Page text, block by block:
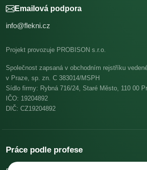
Emailová podpora
info@flekni.cz
Projekt provozuje PROBISON s.r.o.
Společnost zapsaná v obchodním rejstříku
v Praze, sp. zn. C 383014/MSPH
Sídlo firmy: Rybná 716/24, Staré Město, 110 00
IČO: 19204892
DIČ: CZ19204892
Práce podle profese